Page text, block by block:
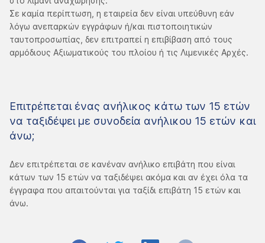
Σε καμία περίπτωση, η εταιρεία δεν είναι υπεύθυνη εάν
λόγω ανεπαρκών εγγράφων ή/και πιστοποιητικών
ταυτοπροσωπίας, δεν επιτραπεί η επιβίβαση από τους
αρμόδιους Αξιωματικούς του πλοίου ή τις Λιμενικές Αρχές.
Επιτρέπεται ένας ανήλικος κάτω των 15 ετών
να ταξιδέψει με συνοδεία ανήλικου 15 ετών και
άνω;
Δεν επιτρέπεται σε κανέναν ανήλικο επιβάτη που είναι
κάτων των 15 ετών να ταξιδέψει ακόμα και αν έχει όλα τα
έγγραφα που απαιτούνται για ταξίδι επιβάτη 15 ετών και
άνω.